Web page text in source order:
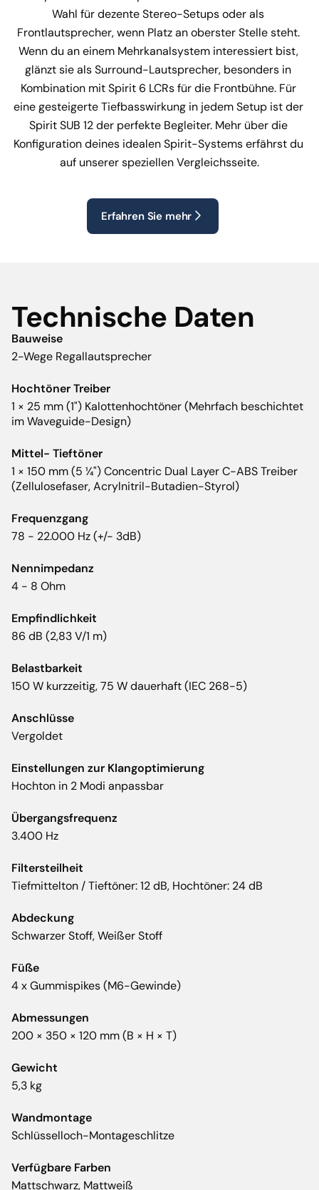
Wahl für dezente Stereo-Setups oder als
Frontlautsprecher, wenn Platz an oberster Stelle steht.
Wenn du an einem Mehrkanalsystem interessiert bist,
glänzt sie als Surround-Lautsprecher, besonders in
Kombination mit Spirit 6 LCRs für die Frontbühne. Für
eine gesteigerte Tiefbasswirkung in jedem Setup ist der
Spirit SUB 12 der perfekte Begleiter. Mehr über die
Konfiguration deines idealen Spirit-Systems erfährst du
auf unserer speziellen Vergleichsseite.
Erfahren Sie mehr
Technische Daten
Bauweise
2-Wege Regallautsprecher
Hochtöner Treiber
1 × 25 mm (1") Kalottenhochtöner (Mehrfach beschichtet
im Waveguide-Design)
Mittel- Tieftöner
1 × 150 mm (5 ¼") Concentric Dual Layer C-ABS Treiber
(Zellulosefaser, Acrylnitril-Butadien-Styrol)
Frequenzgang
78 - 22.000 Hz (+/- 3dB)
Nennimpedanz
4 - 8 Ohm
Empfindlichkeit
86 dB (2,83 V/1 m)
Belastbarkeit
150 W kurzzeitig, 75 W dauerhaft (IEC 268-5)
Anschlüsse
Vergoldet
Einstellungen zur Klangoptimierung
Hochton in 2 Modi anpassbar
Übergangsfrequenz
3.400 Hz
Filtersteilheit
Tiefmittelton / Tieftöner: 12 dB, Hochtöner: 24 dB
Abdeckung
Schwarzer Stoff, Weißer Stoff
Füße
4 x Gummispikes (M6-Gewinde)
Abmessungen
200 × 350 × 120 mm (B × H × T)
Gewicht
5,3 kg
Wandmontage
Schlüsselloch-Montageschlitze
Verfügbare Farben
Mattschwarz, Mattweiß